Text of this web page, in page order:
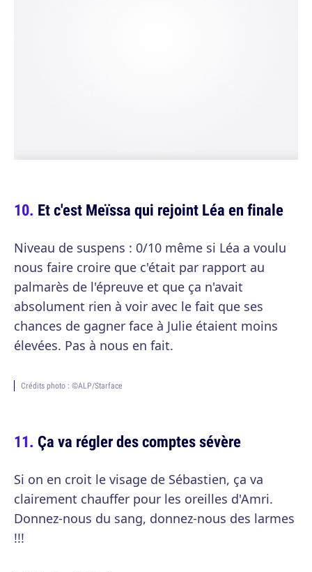
Et c'est Meïssa qui rejoint Léa en finale
Niveau de suspens : 0/10 même si Léa a voulu
nous faire croire que c'était par rapport au
palmarès de l'épreuve et que ça n'avait
absolument rien à voir avec le fait que ses
chances de gagner face à Julie étaient moins
élevées. Pas à nous en fait.
Crédits photo : ©ALP/Starface
Ça va régler des comptes sévère
Si on en croit le visage de Sébastien, ça va
clairement chauffer pour les oreilles d'Amri.
Donnez-nous du sang, donnez-nous des larmes
!!!